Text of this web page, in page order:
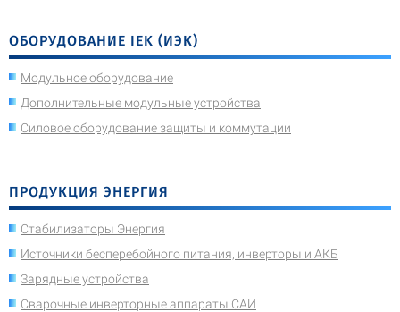
ОБОРУДОВАНИЕ IEK (ИЭК)
Модульное оборудование
Дополнительные модульные устройства
Силовое оборудование защиты и коммутации
ПРОДУКЦИЯ ЭНЕРГИЯ
Стабилизаторы Энергия
Источники бесперебойного питания, инверторы и АКБ
Зарядные устройства
Сварочные инверторные аппараты САИ